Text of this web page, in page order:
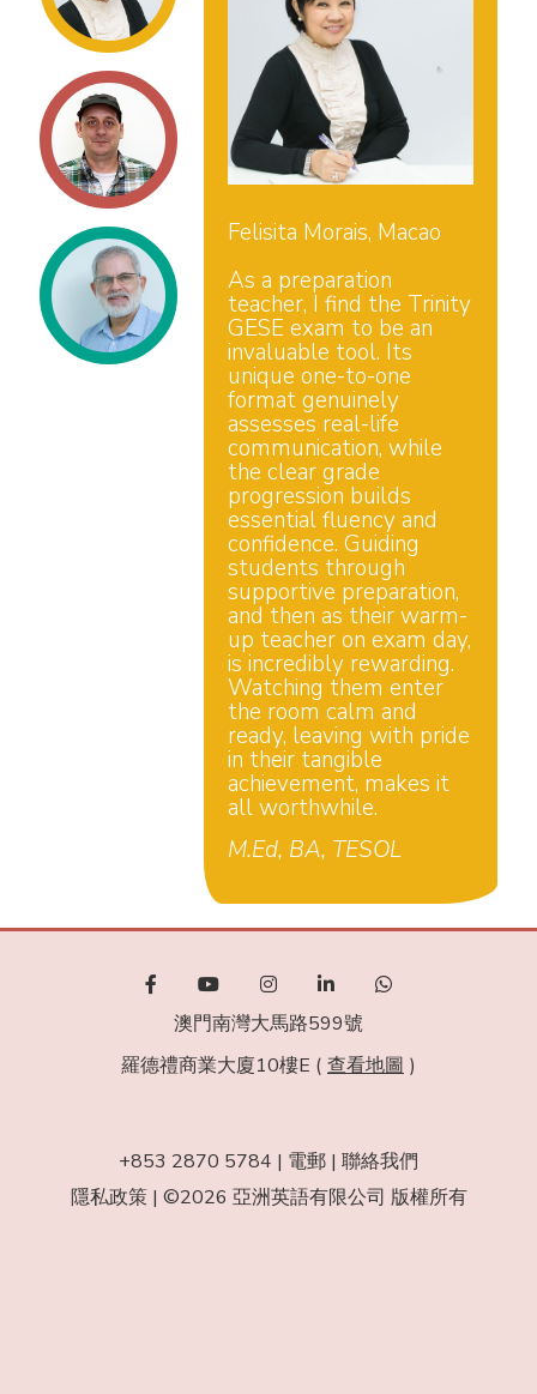
Felisita Morais, Macao
As a preparation
teacher, I find the Trinity
GESE exam to be an
invaluable tool. Its
unique one-to-one
format genuinely
assesses real-life
communication, while
the clear grade
progression builds
essential fluency and
confidence. Guiding
students through
supportive preparation,
and then as their warm-
up teacher on exam day,
is incredibly rewarding.
Watching them enter
the room calm and
ready, leaving with pride
in their tangible
achievement, makes it
all worthwhile.
M.Ed, BA, TESOL
澳門南灣大馬路599號
羅德禮商業大廈10樓E ( 查看地圖 )
+853 2870 5784 | 電郵 | 聯絡我們
隱私政策| ©2026 亞洲英語有限公司 版權所有